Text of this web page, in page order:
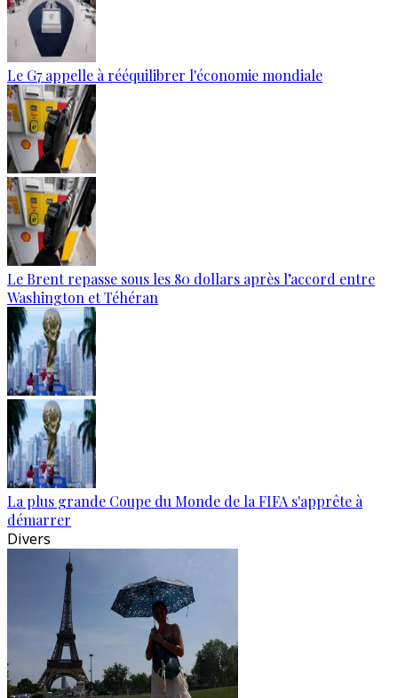
Le G7 appelle à rééquilibrer l'économie mondiale
Le Brent repasse sous les 80 dollars après l’accord entre
Washington et Téhéran
La plus grande Coupe du Monde de la FIFA s'apprête à
démarrer
Divers